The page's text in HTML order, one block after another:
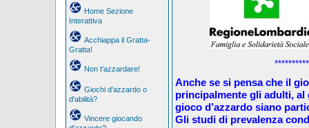
Home Sezione
Interattiva
Acchiappa il Gratta-
Gratta!
Non t'azzardare!
Giochi d'azzardo o
d'abilità?
Vincere giocando
Anche se si pensa che il
principalmente gli adulti,
gioco d’azzardo siano
Gli studi di prevalenza